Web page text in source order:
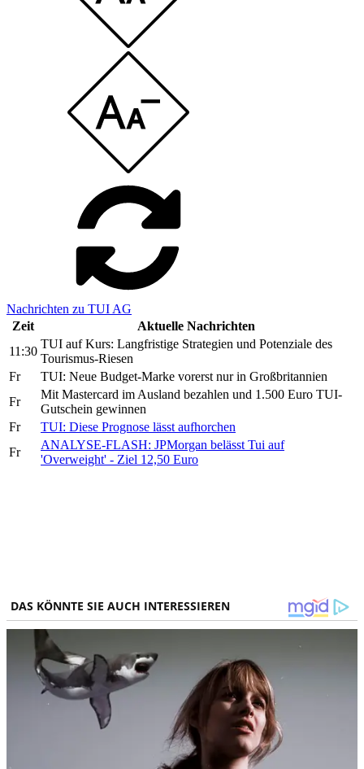
Nachrichten zu TUI AG
Zeit
Aktuelle Nachrichten
11:30
TUI auf Kurs: Langfristige Strategien und Potenziale des
Tourismus-Riesen
Fr
TUI: Neue Budget-Marke vorerst nur in Großbritannien
Fr
Mit Mastercard im Ausland bezahlen und 1.500 Euro TUI-
Gutschein gewinnen
Fr
TUI: Diese Prognose lässt aufhorchen
Fr
ANALYSE-FLASH: JPMorgan belässt Tui auf
'Overweight' - Ziel 12,50 Euro